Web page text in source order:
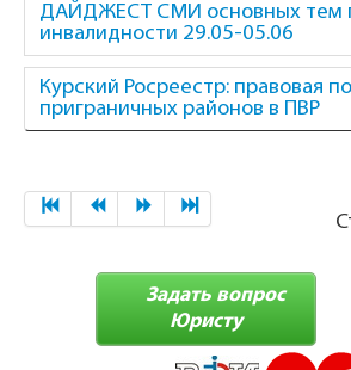
ДАЙДЖЕСТ СМИ основных тем
инвалидности 29.05-05.06
Курский Росреестр: правовая
приграничных районов в ПВР
Задать вопрос
Юристу